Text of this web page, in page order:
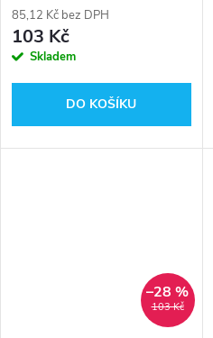
85,12 Kč bez DPH
103 Kč
Skladem
DO KOŠÍKU
103 Kč
–28 %